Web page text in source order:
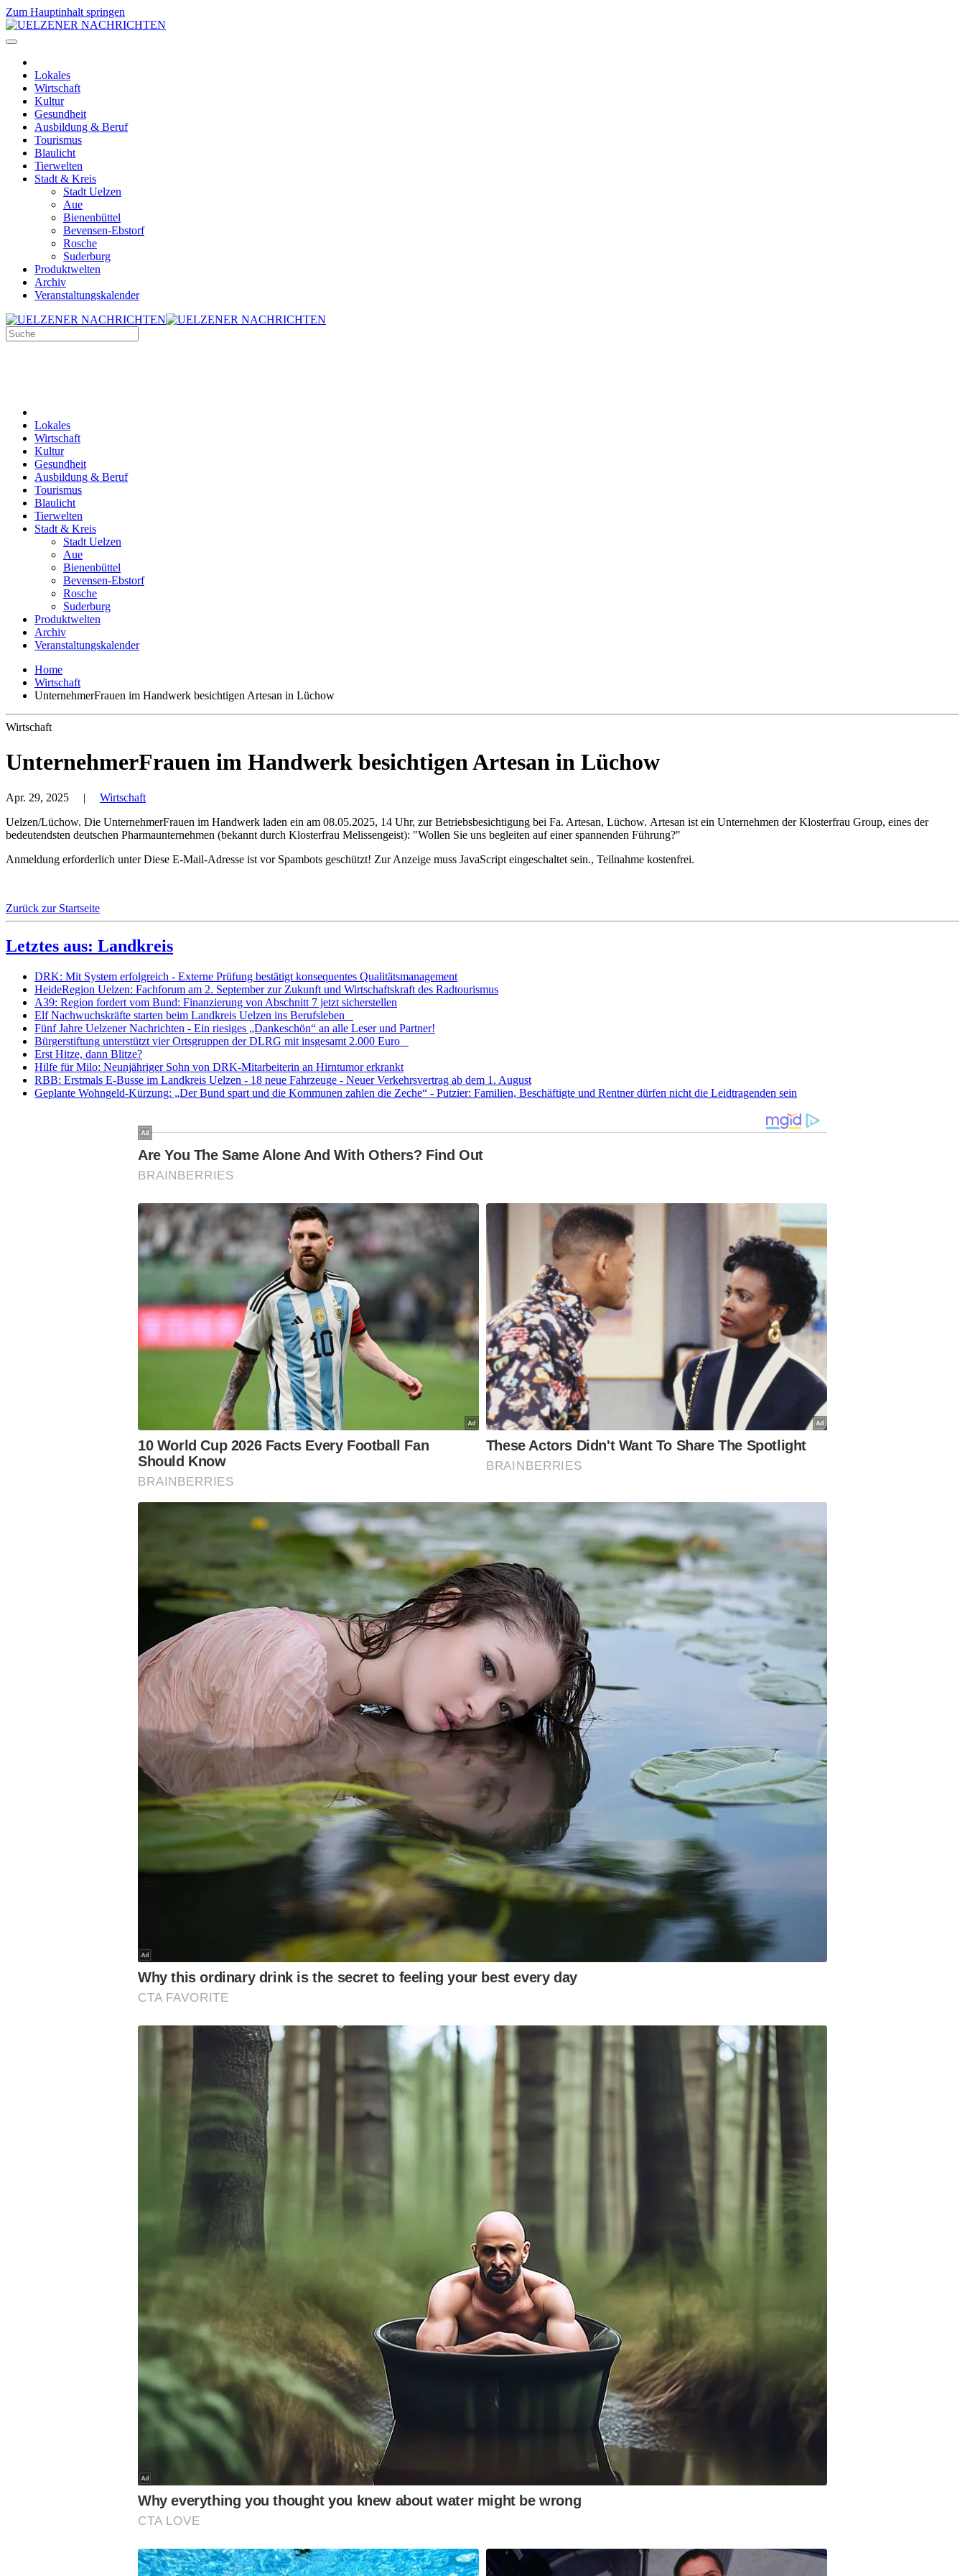
Zum Hauptinhalt springen
Lokales
Wirtschaft
Kultur
Gesundheit
Ausbildung & Beruf
Tourismus
Blaulicht
Tierwelten
Stadt & Kreis
Stadt Uelzen
Aue
Bienenbüttel
Bevensen-Ebstorf
Rosche
Suderburg
Produktwelten
Archiv
Veranstaltungskalender
Lokales
Wirtschaft
Kultur
Gesundheit
Ausbildung & Beruf
Tourismus
Blaulicht
Tierwelten
Stadt & Kreis
Stadt Uelzen
Aue
Bienenbüttel
Bevensen-Ebstorf
Rosche
Suderburg
Produktwelten
Archiv
Veranstaltungskalender
Home
Wirtschaft
UnternehmerFrauen im Handwerk besichtigen Artesan in Lüchow
Wirtschaft
UnternehmerFrauen im Handwerk besichtigen Artesan in Lüchow
Apr. 29, 2025 | Wirtschaft
Uelzen/Lüchow. Die UnternehmerFrauen im Handwerk laden ein am 08.05.2025, 14 Uhr, zur Betriebsbesichtigung bei Fa. Artesan, Lüchow. Artesan ist ein Unternehmen der Klosterfrau Group, eines der
bedeutendsten deutschen Pharmaunternehmen (bekannt durch Klosterfrau Melissengeist): "Wollen Sie uns begleiten auf einer spannenden Führung?"
Anmeldung erforderlich unterDiese E-Mail-Adresse ist vor Spambots geschützt! Zur Anzeige muss JavaScript eingeschaltet sein., Teilnahme kostenfrei.
Zurück zur Startseite
Letztes aus: Landkreis
DRK: Mit System erfolgreich - Externe Prüfung bestätigt konsequentes Qualitätsmanagement
HeideRegion Uelzen: Fachforum am 2. September zur Zukunft und Wirtschaftskraft des Radtourismus
A39: Region fordert vom Bund: Finanzierung von Abschnitt 7 jetzt sicherstellen
Elf Nachwuchskräfte starten beim Landkreis Uelzen ins Berufsleben
Fünf Jahre Uelzener Nachrichten - Ein riesiges „Dankeschön“ an alle Leser und Partner!
Bürgerstiftung unterstützt vier Ortsgruppen der DLRG mit insgesamt 2.000 Euro
Erst Hitze, dann Blitze?
Hilfe für Milo: Neunjähriger Sohn von DRK-Mitarbeiterin an Hirntumor erkrankt
RBB: Erstmals E-Busse im Landkreis Uelzen - 18 neue Fahrzeuge - Neuer Verkehrsvertrag ab dem 1. August
Geplante Wohngeld-Kürzung: „Der Bund spart und die Kommunen zahlen die Zeche“ - Putzier: Familien, Beschäftigte und Rentner dürfen nicht die Leidtragenden sein